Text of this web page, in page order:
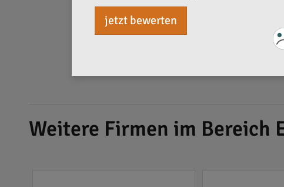
Weitere Firmen im Bereich
jetzt bewerten